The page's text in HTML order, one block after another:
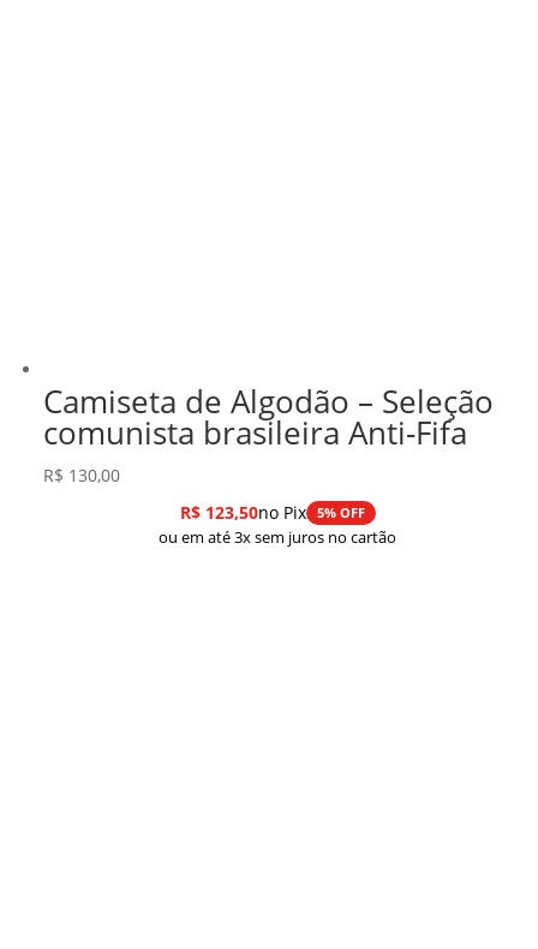
Camiseta de Algodão – Seleção
comunista brasileira Anti-Fifa
R$ 130,00
R$123,50no Pix 5% OFF
ou em até 3x sem juros no cartão